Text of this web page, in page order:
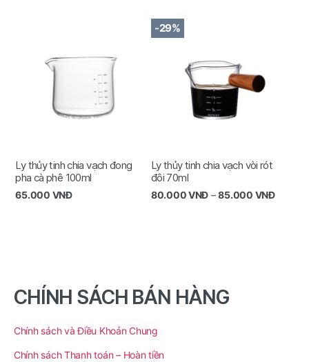
Ly thủy tinh chia vạch đong
pha cà phê 100ml
65.000 VNĐ
-29%
Ly thủy tinh chia vạch vòi rót
đôi 70ml
80.000VNĐ –85.000 VNĐ
CHÍNH SÁCH BÁN HÀNG
Chính sách và Điều Khoản Chung
Chính sách Thanh toán – Hoàn tiền